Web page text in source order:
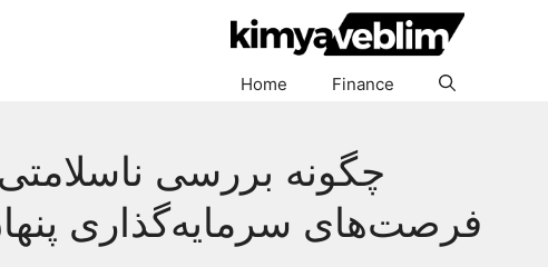
Home Finance
چگونه بررسی
فرصت‌های سرمایه‌گذاری